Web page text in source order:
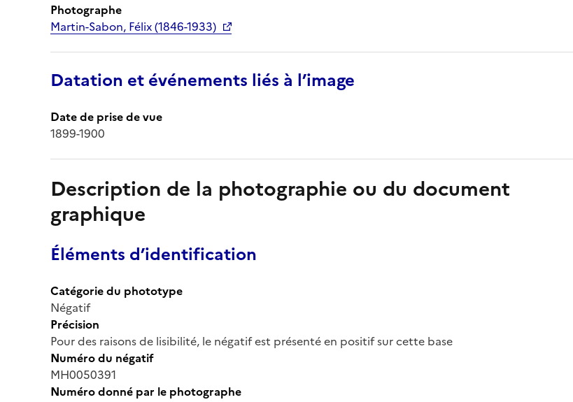
Photographe
Martin-Sabon, Félix (1846-1933)
Datation et événements liés à l’image
Date de prise de vue
1899-1900
Description de la photographie ou du document
graphique
Éléments d’identification
Catégorie du phototype
Négatif
Précision
Pour des raisons de lisibilité, le négatif est présenté en positif sur cette base
Numéro du négatif
MH0050391
Numéro donné par le photographe